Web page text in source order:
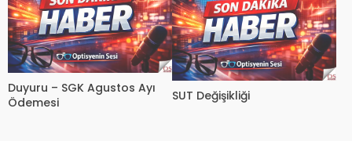
Duyuru – SGK Agustos Ayı
Ödemesi
SUT Değişikliği